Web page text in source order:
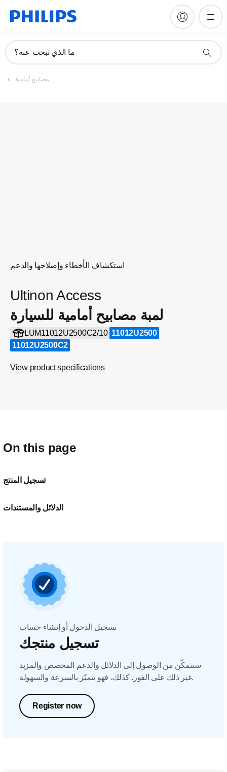
ما الذي تبحث عنه؟
مصابيح أمامية
استكشاف الأخطاء وإصلاحها والدعم
Ultinon Access
لمبة مصابيح أمامية للسيارة
LUM11012U2500C2/10 11012U2500
11012U2500C2
View product specifications
On this page
تسجيل المنتج
الدلائل والمستندات
تسجيل الدخول أو إنشاء حساب
تسجيل منتجك
ستتمكّن من الوصول إلى الدلائل والدعم المخصص والمزيد
غير ذلك على الفور. كذلك، فهو يتميّز بالسرعة والسهولة.
Register now